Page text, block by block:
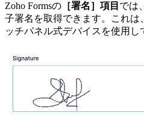
Zoho Formsの ［署名］ 項目 では
子署名を取得できます。これは
ッチパネル式デバイスを使用し